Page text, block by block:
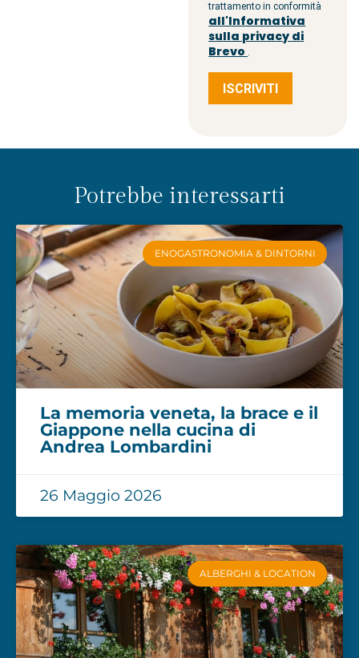
trattamento in conformità
all'Informativa
sulla privacy di
Brevo .
ISCRIVITI
Potrebbe interessarti
ENOGASTRONOMIA & DINTORNI
La memoria veneta, la brace e il
Giappone nella cucina di
Andrea Lombardini
26 Maggio 2026
ALBERGHI & LOCATION